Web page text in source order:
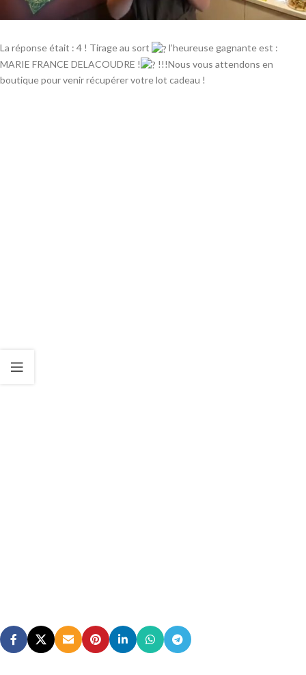
La réponse était : 4 ! Tirage au sort
l’heureuse gagnante est :
MARIE FRANCE DELACOUDRE !
!!!Nous vous attendons en
boutique pour venir récupérer votre lot cadeau !